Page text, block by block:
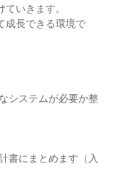
いきます。
成長できる環境で